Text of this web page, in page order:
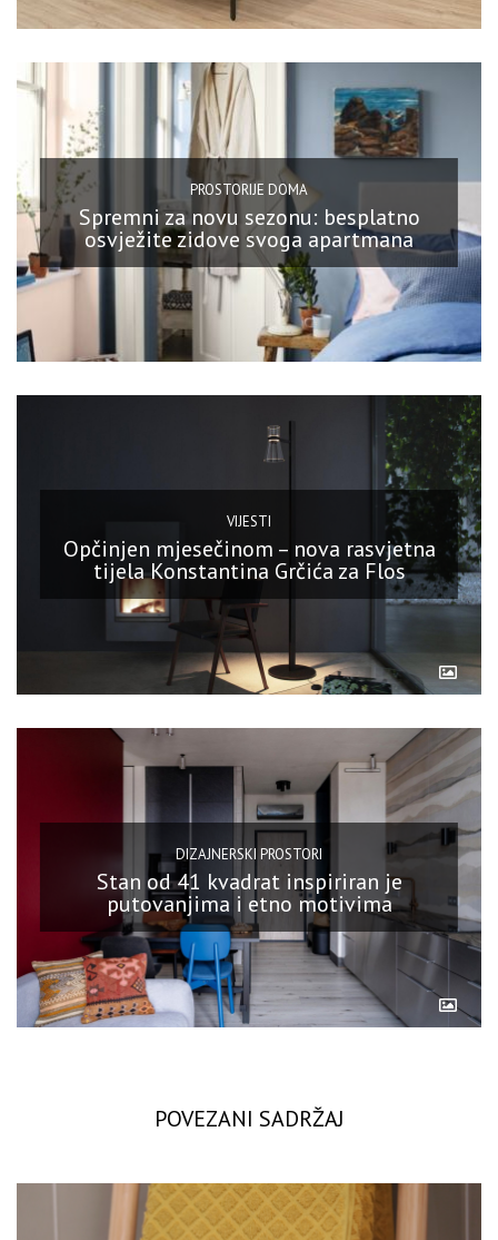
PROSTORIJE DOMA
Spremni za novu sezonu: besplatno
osvježite zidove svoga apartmana
VIJESTI
Opčinjen mjesečinom – nova rasvjetna
tijela Konstantina Grčića za Flos
DIZAJNERSKI PROSTORI
Stan od 41 kvadrat inspiriran je
putovanjima i etno motivima
POVEZANI SADRŽAJ